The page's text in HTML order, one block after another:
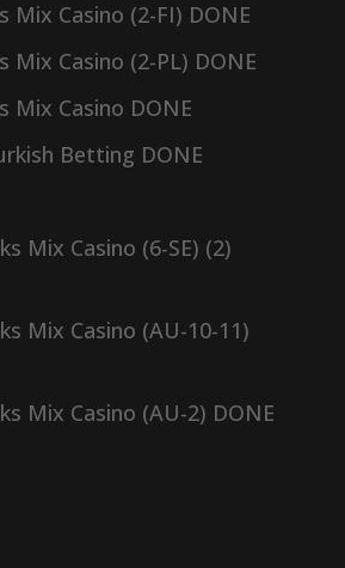
Mix Casino (2-FI) DONE
Mix Casino (2-PL) DONE
Mix Casino DONE
Betting DONE
Mix Casino (6-SE) (2)
Mix Casino (AU-10-11)
Mix Casino (AU-2) DONE